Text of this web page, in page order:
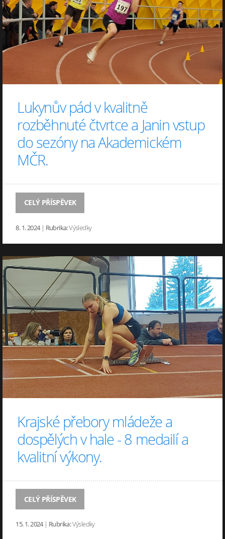
Lukynův pád v kvalitně
rozběhnuté čtvrtce a Janin vstup
do sezóny na Akademickém
MČR.
CELÝ PŘÍSPĚVEK
8. 1. 2024 | Rubrika:Výsledky
Krajské přebory mládeže a
dospělých v hale - 8 medailí a
kvalitní výkony.
CELÝ PŘÍSPĚVEK
15. 1. 2024 | Rubrika:Výsledky